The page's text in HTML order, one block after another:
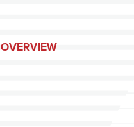
OVERVIEW